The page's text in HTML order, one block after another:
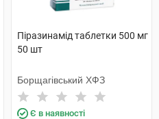
Піразинамід таблетки 500 мг
50 шт
Борщагівський ХФЗ
Є в наявності